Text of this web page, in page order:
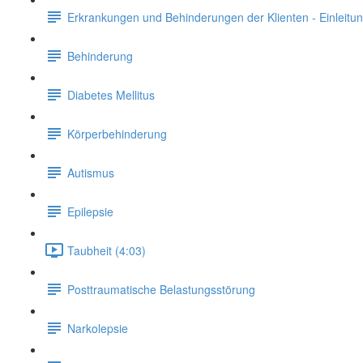
Erkrankungen und Behinderungen der Klienten -
Behinderung
Diabetes Mellitus
Körperbehinderung
Autismus
Epilepsie
Taubheit (4:03)
Posttraumatische Belastungsstörung
Narkolepsie